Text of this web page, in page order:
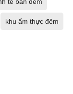
khu ẩm thực đêm